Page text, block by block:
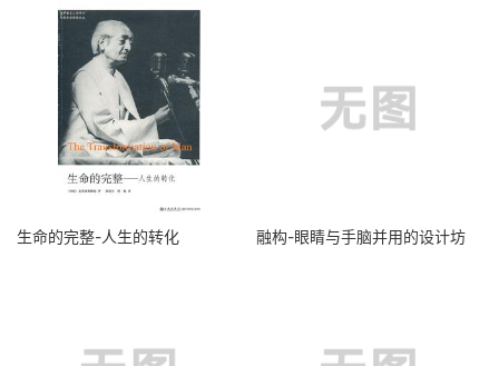
生命的完整-人生的转化 融构-眼睛与手脑并用的设计坊